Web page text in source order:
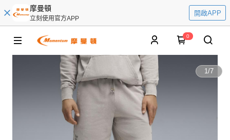
摩曼頓
立刻使用官方APP
開啟APP
0
1/7